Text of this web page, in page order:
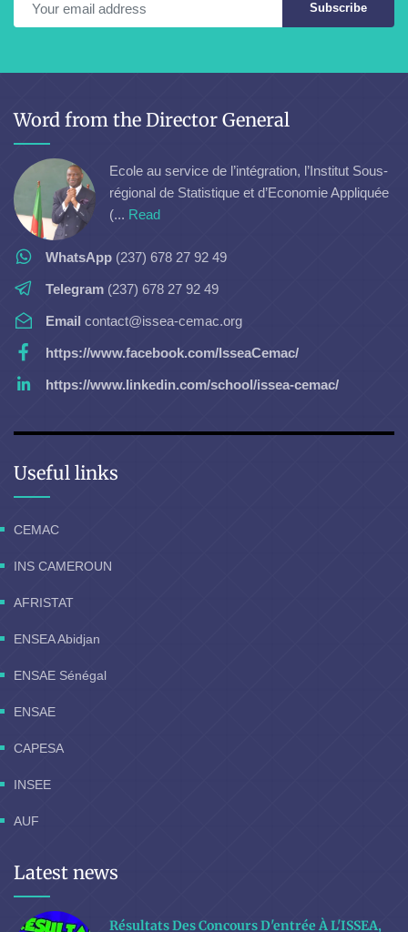
Subscribe
Word from the Director General
Ecole au service de l’intégration, l’Institut Sous-
régional de Statistique et d’Economie Appliquée
(... Read
WhatsApp (237) 678 27 92 49
Telegram (237) 678 27 92 49
Email contact@issea-cemac.org
https://www.facebook.com/IsseaCemac/
https://www.linkedin.com/school/issea-cemac/
Useful links
CEMAC
INS CAMEROUN
AFRISTAT
ENSEA Abidjan
ENSAE Sénégal
ENSAE
CAPESA
INSEE
AUF
Latest news
Résultats Des Concours D'entrée À L'ISSEA,